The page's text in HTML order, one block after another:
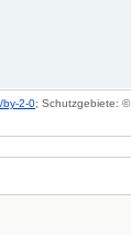
by-2-0; Schutzgebiete: ©